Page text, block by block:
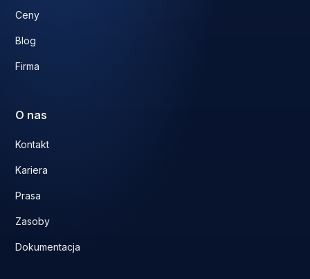
Ceny
Blog
Firma
O nas
Kontakt
Kariera
Prasa
Zasoby
Dokumentacja